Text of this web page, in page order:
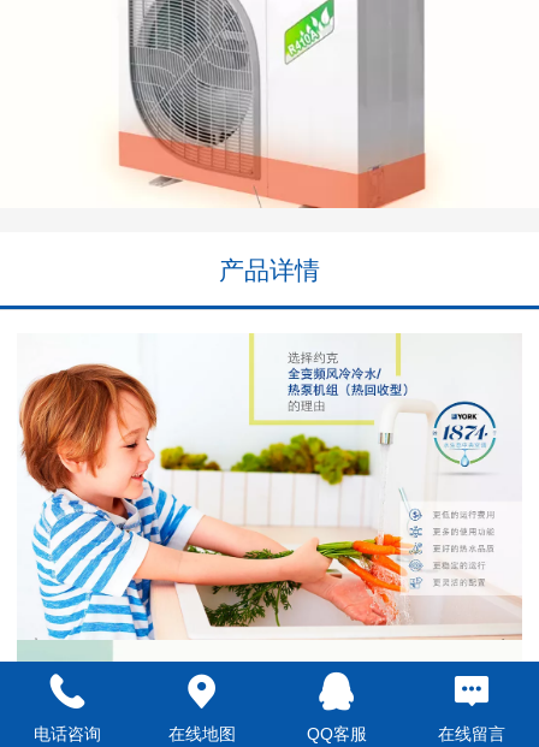
YVAG-HR全变频风冷冷水/热泵机组
产品详情
电话咨询 在线地图 QQ客服 在线留言